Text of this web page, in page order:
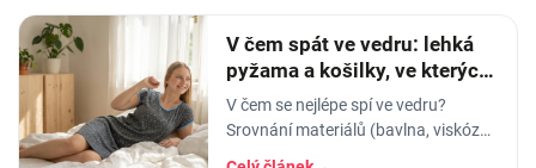
V čem spát ve vedru: lehká
pyžama a košilky, ve kterých
se nezapaříte
V čem se nejlépe spí ve vedru?
Srovnání materiálů (bavlna, viskóza,
len, hedvábí) a tipy na lehká letní